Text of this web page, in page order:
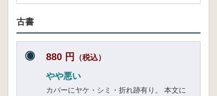
古書
880 円 （税込）
やや悪い
カバーにヤケ・シミ・折れ跡有り。 本文に